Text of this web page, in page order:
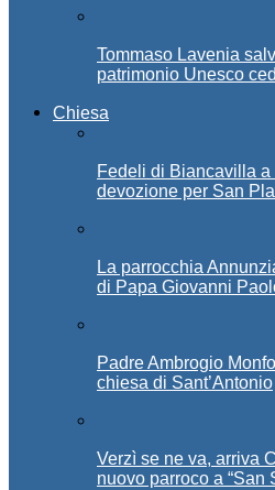
Tommaso Lavenia
patrimonio Unesco
Chiesa
Fedeli di Biancavilla
devozione per San
La parrocchia
di Papa Giovanni
Padre Ambrogio
chiesa di Sant’Antonio
Verzì se ne va, arriva
nuovo parroco a “San